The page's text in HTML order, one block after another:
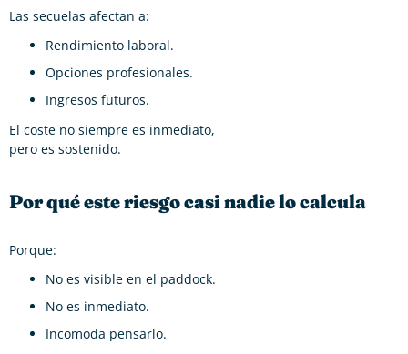
Las secuelas afectan a:
Rendimiento laboral.
Opciones profesionales.
Ingresos futuros.
El coste no siempre es inmediato,
pero es sostenido.
Por qué este riesgo casi nadie lo calcula
Porque:
No es visible en el paddock.
No es inmediato.
Incomoda pensarlo.